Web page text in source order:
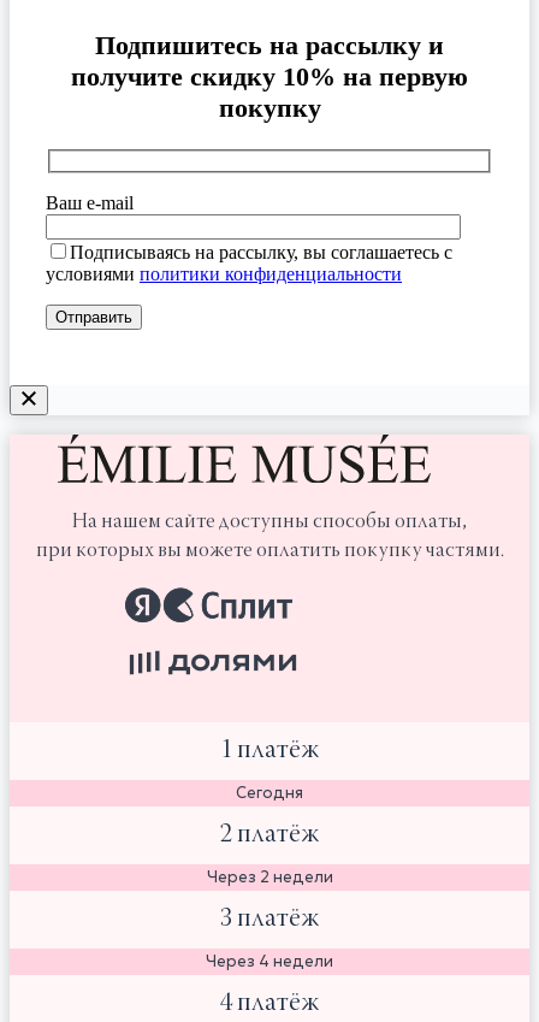
Подпишитесь на рассылку и
получите скидку 10% на первую
покупку
Ваш e-mail
Подписываясь на рассылку, вы соглашаетесь с
условиями политики конфиденциальности
На нашем сайте доступны способы оплаты,
при которых вы можете оплатить покупку частями.
1 платёж
Сегодня
2 платёж
Через 2 недели
3 платёж
Через 4 недели
4 платёж